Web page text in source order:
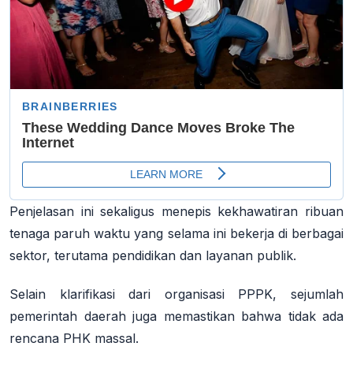
Penjelasan ini sekaligus menepis kekhawatiran ribuan
tenaga paruh waktu yang selama ini bekerja di berbagai
sektor, terutama pendidikan dan layanan publik.
Selain klarifikasi dari organisasi PPPK, sejumlah
pemerintah daerah juga memastikan bahwa tidak ada
rencana PHK massal.